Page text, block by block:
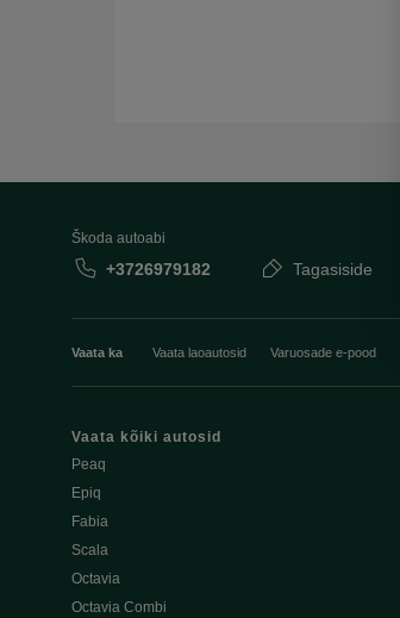
Škoda autoabi
+3726979182 Tagasiside
Vaata ka Vaata laoautosid Varuosade e-pood
Vaata kõiki autosid
Peaq
Epiq
Fabia
Scala
Octavia
Octavia Combi